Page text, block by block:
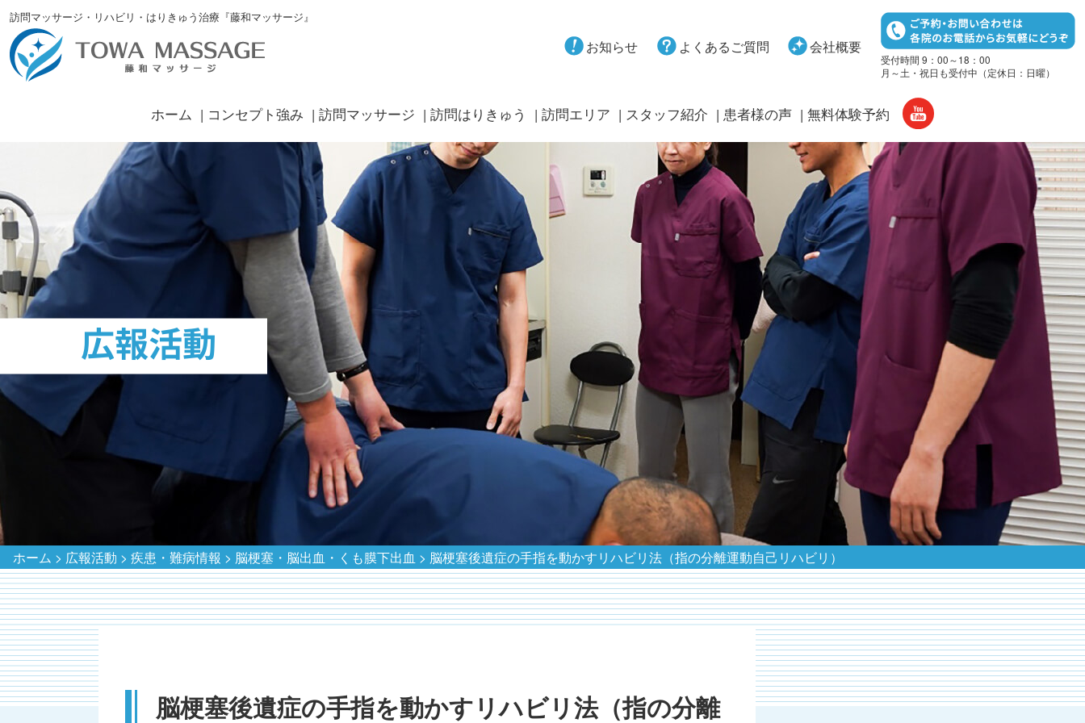
訪問マッサージ・リハビリ・はりきゅう治療『藤和マッサージ』
お知らせ よくあるご質問 会社概要
受付時間 9：00～18：00
月～土・祝日も受付中（定休日：日曜）
ホーム コンセプト強み 訪問マッサージ 訪問はりきゅう 訪問エリア スタッフ紹介 患者様の声 無料体験予約
広報活動
ホーム > 広報活動 > 疾患・難病情報 > 脳梗塞・脳出血・くも膜下出血 > 脳梗塞後遺症の手指を動かすリハビリ法（指の分離運動自己リハビリ）
脳梗塞後遺症の手指を動かすリハビリ法（指の分離